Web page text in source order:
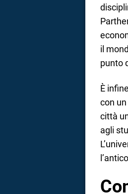
il
punto
È
con
città
agli